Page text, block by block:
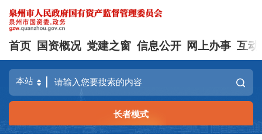
首页 国资概况 党建之窗 信息公开 网上办事 互动
长者模式